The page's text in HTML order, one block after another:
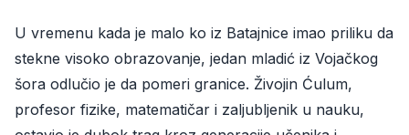
U vremenu kada je malo ko iz Batajnice imao priliku da
stekne visoko obrazovanje, jedan mladić iz Vojačkog
šora odlučio je da pomeri granice. Živojin Ćulum,
profesor fizike, matematičar i zaljubljenik u nauku,